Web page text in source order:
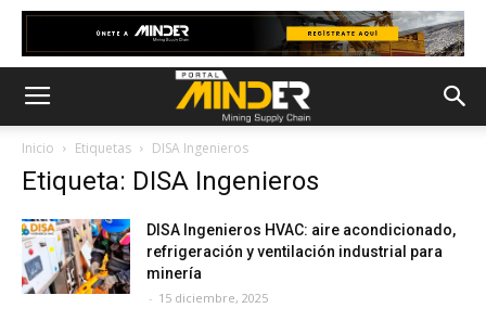
Inicio Etiquetas DISA Ingenieros
Etiqueta: DISA Ingenieros
DISA Ingenieros HVAC: aire acondicionado,
refrigeración y ventilación industrial para
minería
- 15 diciembre, 2025